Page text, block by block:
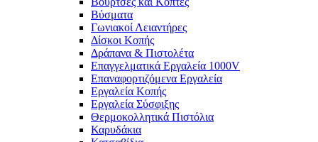
Βύσματα
Γωνιακοί Λειαντήρες
Δίσκοι Κοπής
Δράπανα & Πιστολέτα
Επαγγελματικά Εργαλεία 1000V
Επαναφορτιζόμενα Εργαλεία
Εργαλεία Κοπής
Εργαλεία Σύσφιξης
Θερμοκολλητικά Πιστόλια
Καρυδάκια